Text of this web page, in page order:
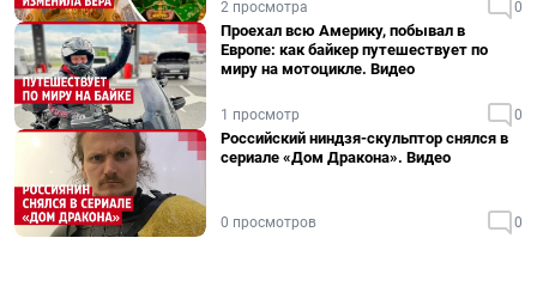
2 просмотра 0
Проехал всю Америку, побывал в
Европе: как байкер путешествует по
миру на мотоцикле. Видео
1 просмотр 0
Российский ниндзя-скульптор снялся в
сериале «Дом Дракона». Видео
0 просмотров 0